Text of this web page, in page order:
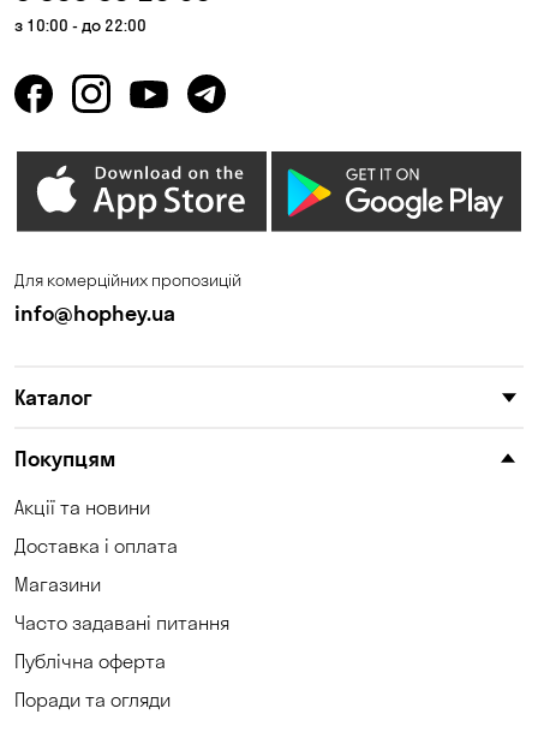
з 10:00 - до 22:00
Для комерційних пропозицій
info@hophey.ua
Каталог
Покупцям
Акції та новини
Доставка і оплата
Магазини
Часто задавані питання
Публічна оферта
Поради та огляди